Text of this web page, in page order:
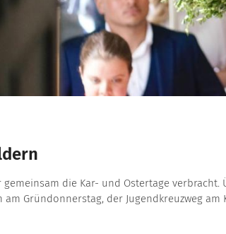
gemeinsam die Kar- und Ostertage
am Gründonnerstag, der Jugendkreuzweg